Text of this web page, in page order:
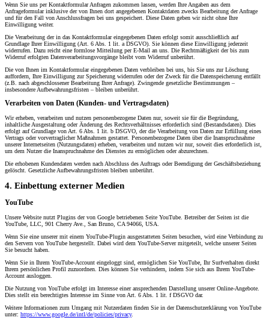
Wenn Sie uns per Kontaktformular Anfragen zukommen lassen, werden Ihre Angaben aus dem
Anfrageformular inklusive der von Ihnen dort angegebenen Kontaktdaten zwecks Bearbeitung der Anfrage
und für den Fall von Anschlussfragen bei uns gespeichert. Diese Daten geben wir nicht ohne Ihre
Einwilligung weiter.
Die Verarbeitung der in das Kontaktformular eingegebenen Daten erfolgt somit ausschließlich auf
Grundlage Ihrer Einwilligung (Art. 6 Abs. 1 lit. a DSGVO). Sie können diese Einwilligung jederzeit
widerrufen. Dazu reicht eine formlose Mitteilung per E-Mail an uns. Die Rechtmäßigkeit der bis zum
Widerruf erfolgten Datenverarbeitungsvorgänge bleibt vom Widerruf unberührt.
Die von Ihnen im Kontaktformular eingegebenen Daten verbleiben bei uns, bis Sie uns zur Löschung
auffordern, Ihre Einwilligung zur Speicherung widerrufen oder der Zweck für die Datenspeicherung entfällt
(z.B. nach abgeschlossener Bearbeitung Ihrer Anfrage). Zwingende gesetzliche Bestimmungen –
insbesondere Aufbewahrungsfristen – bleiben unberührt.
Verarbeiten von Daten (Kunden- und Vertragsdaten)
Wir erheben, verarbeiten und nutzen personenbezogene Daten nur, soweit sie für die Begründung,
inhaltliche Ausgestaltung oder Änderung des Rechtsverhältnisses erforderlich sind (Bestandsdaten). Dies
erfolgt auf Grundlage von Art. 6 Abs. 1 lit. b DSGVO, der die Verarbeitung von Daten zur Erfüllung eines
Vertrags oder vorvertraglicher Maßnahmen gestattet. Personenbezogene Daten über die Inanspruchnahme
unserer Internetseiten (Nutzungsdaten) erheben, verarbeiten und nutzen wir nur, soweit dies erforderlich ist,
um dem Nutzer die Inanspruchnahme des Dienstes zu ermöglichen oder abzurechnen.
Die erhobenen Kundendaten werden nach Abschluss des Auftrags oder Beendigung der Geschäftsbeziehung
gelöscht. Gesetzliche Aufbewahrungsfristen bleiben unberührt.
4. Einbettung externer Medien
YouTube
Unsere Website nutzt Plugins der von Google betriebenen Seite YouTube. Betreiber der Seiten ist die
YouTube, LLC, 901 Cherry Ave., San Bruno, CA 94066, USA.
Wenn Sie eine unserer mit einem YouTube-Plugin ausgestatteten Seiten besuchen, wird eine Verbindung zu
den Servern von YouTube hergestellt. Dabei wird dem YouTube-Server mitgeteilt, welche unserer Seiten
Sie besucht haben.
Wenn Sie in Ihrem YouTube-Account eingeloggt sind, ermöglichen Sie YouTube, Ihr Surfverhalten direkt
Ihrem persönlichen Profil zuzuordnen. Dies können Sie verhindern, indem Sie sich aus Ihrem YouTube-
Account ausloggen.
Die Nutzung von YouTube erfolgt im Interesse einer ansprechenden Darstellung unserer Online-Angebote.
Dies stellt ein berechtigtes Interesse im Sinne von Art. 6 Abs. 1 lit. f DSGVO dar.
Weitere Informationen zum Umgang mit Nutzerdaten finden Sie in der Datenschutzerklärung von YouTube
unter: https://www.google.de/intl/de/policies/privacy.